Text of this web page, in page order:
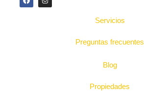
Servicios
Preguntas frecuentes
Blog
Propiedades